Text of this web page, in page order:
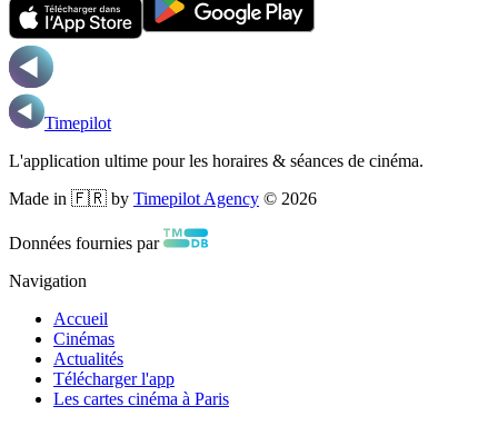
Timepilot
L'application ultime pour les horaires & séances de cinéma.
Made in 🇫🇷 by Timepilot Agency © 2026
Données fournies par
Navigation
Accueil
Cinémas
Actualités
Télécharger l'app
Les cartes cinéma à Paris